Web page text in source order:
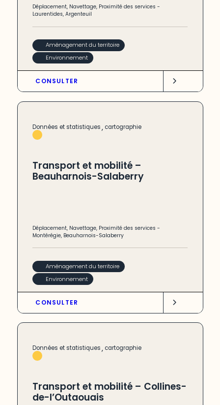
Déplacement, Navettage, Proximité des services -
Laurentides,Argenteuil
Aménagement du territoire
Environnement
CONSULTER
Données et statistiques, cartographie
Transport et mobilité –
Beauharnois-Salaberry
Déplacement, Navettage, Proximité des services -
Montérégie, Beauharnois-Salaberry
Aménagement du territoire
Environnement
CONSULTER
Données et statistiques, cartographie
Transport et mobilité – Collines-
de-l’Outaouais